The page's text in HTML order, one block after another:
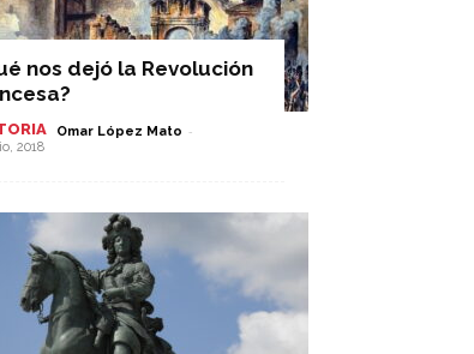
nos dejó la Revolución
Omar López Mato -
2018